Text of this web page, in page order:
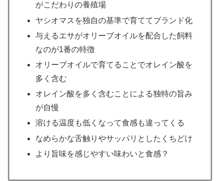
がこだわりの養殖場
ヤシオマスを独自の基準で育ててブランド化
与えるエサがオリーブオイルを配合した飼料
なのが1番の特徴
オリーブオイルで育てることでオレイン酸を
多く含む
オレイン酸を多く含むことによる独特の旨み
が自慢
溶ける温度も低くなって食感も違ってくる
なめらかな舌触りやサッパリとしたくちどけ
より旨味を感じやすい味わいと食感？